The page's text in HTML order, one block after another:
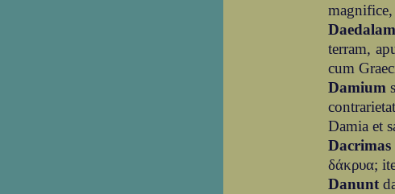
Daedalam
terram,
cum
Damium
Damia et
Dacrimas
δάκρυα;
Danunt